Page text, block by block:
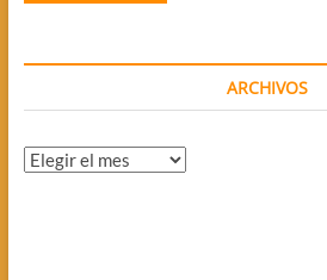
ARCHIVOS
Archivos